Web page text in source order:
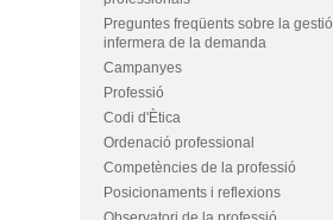
Preguntes freqüents sobre la gestió
infermera de la demanda
Campanyes
Professió
Codi d'Ètica
Ordenació professional
Competències de la professió
Posicionaments i reflexions